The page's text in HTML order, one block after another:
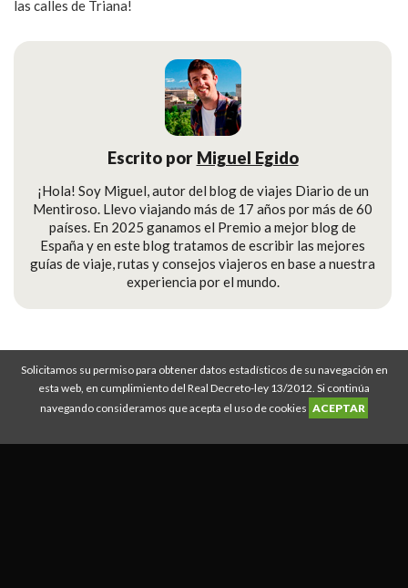
Solicitamos su permiso para obtener datos estadísticos de su navegación en
esta web, en cumplimiento del Real Decreto-ley 13/2012. Si continúa
navegando consideramos que acepta el uso de cookies ACEPTAR
las calles de Triana!
Escrito por Miguel Egido
¡Hola! Soy Miguel, autor del blog de viajes Diario de un
Mentiroso. Llevo viajando más de 17 años por más de 60
países. En 2025 ganamos el Premio a mejor blog de
España y en este blog tratamos de escribir las mejores
guías de viaje, rutas y consejos viajeros en base a nuestra
experiencia por el mundo.
Diario de un Mentiroso © Copyright 2008-2026
Descuento IATI Seguros Guías de viaje Rutas de viajes|
Mejor seguro de